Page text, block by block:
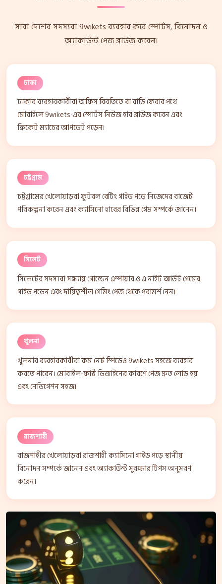
সারা দেশের সদস্যরা 9wikets ব্যবহার করে স্পোর্টস, বিনোদন ও
অ্যাকাউন্ট পেজ ব্রাউজ করেন।
ঢাকা
ঢাকার ব্যবহারকারীরা অফিস বিরতিতে বা বাড়ি ফেরার পথে
মোবাইলে 9wikets-এর স্পোর্টস নিউজ হাব ব্রাউজ করেন এবং
ক্রিকেট ম্যাচের আপডেট পড়েন।
চট্টগ্রাম
চট্টগ্রামের খেলোয়াড়রা ফুটবল বেটিং গাইড পড়ে নিজেদের বাজেট
পরিকল্পনা করেন এবং ক্যাসিনো হাবের বিভিন্ন গেম সম্পর্কে জানেন।
সিলেট
সিলেটের সদস্যরা সন্ধ্যায় গোল্ডেন এম্পায়ার ও এ নাইট আউট গেমের
গাইড পড়েন এবং দায়িত্বশীল গেমিং পেজ থেকে পরামর্শ নেন।
খুলনা
খুলনার ব্যবহারকারীরা কম নেট স্পিডেও 9wikets সহজে ব্যবহার
করতে পারেন। মোবাইল-ফার্স্ট ডিজাইনের কারণে পেজ দ্রুত লোড হয়
এবং নেভিগেশন সহজ।
রাজশাহী
রাজশাহীর খেলোয়াড়রা রাজশাহী ক্যাসিনো গাইড পড়ে স্থানীয়
বিনোদন সম্পর্কে জানেন এবং অ্যাকাউন্ট সুরক্ষার টিপস অনুসরণ
করেন।